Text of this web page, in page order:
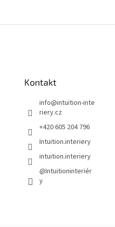
Kontakt
info@intuition-inte
riery.cz
+420 605 204 796
Intuition.interiery
intuition.interiery
@Intuitioninteriér
y